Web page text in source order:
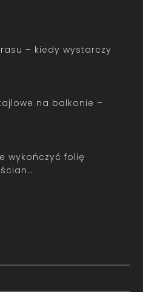
– kiedy wystarczy
na balkonie –
wykończyć folię